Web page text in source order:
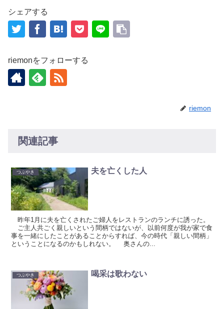
シェアする
riemonをフォローする
riemon
関連記事
つぶやき 夫を亡くした人
昨年1月に夫を亡くされたご婦人をレストランのランチに誘った。
ご主人共ごく親しいという間柄ではないが、以前何度が我が家で食
事を一緒にしたことがあることからすれば、今の時代「親しい間柄」
ということになるのかもしれない。 奥さんの...
つぶやき 喝采は歌わない